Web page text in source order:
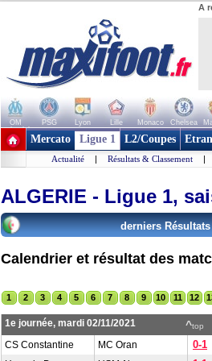
A
OM PSG Lyon Lille Monaco Chelsea
+ de clubs
Mercato Ligue 1 L2/Coupes
Actualité | Résultats & Classement |
ALGERIE - Ligue 1,
derniers
Calendrier et résultat des
1 2 3 4 5 6 7 8 9 10 11 12
^top
1e journée, mardi 02/11/2021
CS Constantine
MC Oran 0-1